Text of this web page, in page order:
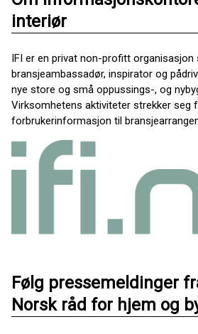
interiør
IFI er en privat non-profitt organisasjon
bransjeambassadør, inspirator og
nye store og små oppussings-, og
Virksomhetens aktiviteter strekker seg
forbrukerinformasjon til
Følg pressemeldinger
Norsk råd for hjem og